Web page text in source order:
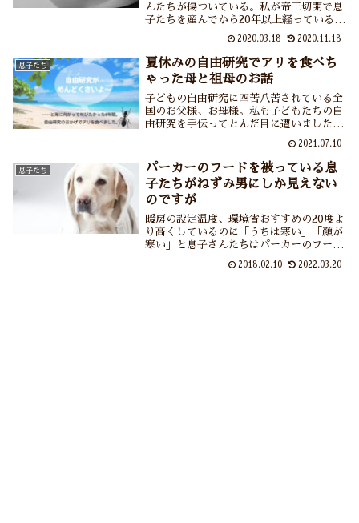
んたちが傷ついている。私が帝王切開で息
子たちを産んでから20年以上経っているの
にもかかわらずいまも。ネット上には帝王
切開にまつわる怪しいうわさも絶えない。
生み方よりも育て方が大切なのに！
2020.03.18 2020.11.18
息子たち
夏休みの自由研究でアリを食べち
ゃった母と祖母のお話
子どもの自由研究に四苦八苦されている全
国のお父様、お母様。私も子どもたちの自
由研究を手伝ってとんだ目に遭いました。
まったアリのほうですが……あの夏の日、
自由研究を手伝ったばかりにアリを食べて
しまった母と祖母のお話です。
2021.07.10
息子たち
パーカーのフードを被っている息
子たちがねずみ男にしか見えない
のですが
暖房の設定温度、環境省おすすめの20度よ
り高くしているのに「うちは寒い」「顔が
寒い」と息子さんたちはパーカーのフード
見えませんが。そもそもパーカーのフード
2018.02.10 2022.03.20